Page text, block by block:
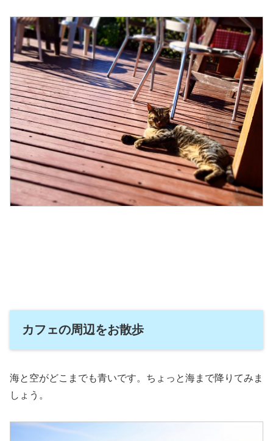
カフェの周辺をお散歩
海と空がどこまでも青いです。ちょっと海まで降りてみま
しょう。